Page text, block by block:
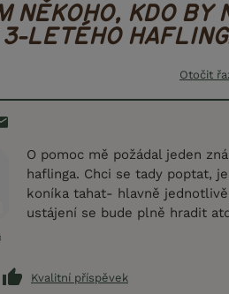
NĚKOHO, KDO BY
3-LETÉHO
Otočit
O pomoc mě požádal jeden
haflinga. Chci se tady poptat,
koníka tahat- hlavně
ustájení se bude plně hradit
Kvalitní příspěvek